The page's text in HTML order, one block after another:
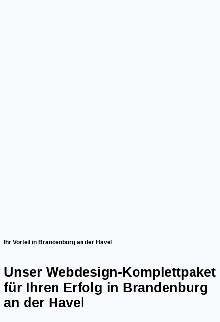
Ihr Vorteil in Brandenburg an der Havel
Unser Webdesign-Komplettpaket
für Ihren Erfolg in Brandenburg
an der Havel